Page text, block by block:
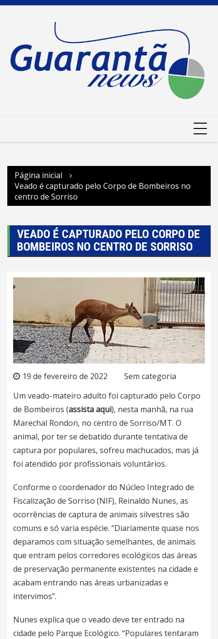
Ir
Página inicial
Veado é capturado pelo Corpo de Bombeiros no
centro de Sorriso
VEADO É CAPTURADO PELO CORPO DE
BOMBEIROS NO CENTRO DE SORRISO
19 de fevereiro de 2022
Sem categoria
Um veado-mateiro adulto foi capturado pelo Corpo
de Bombeiros (assista aqui), nesta manhã, na rua
Marechal Rondon, no centro de Sorriso/MT. O
animal, por ter se debatido durante tentativa de
captura por populares, sofreu machucados, mas já
foi atendido por profissionais voluntários.
Conforme o coordenador do Núcleo Integrado de
Fiscalização de Sorriso (NIF), Reinaldo Nunes, as
ocorrências de captura de animais silvestres são
comuns e só varia espécie. “Diariamente quase nos
deparamos com situação semelhantes, de animais
que entram pelos corredores ecológicos das áreas
de preservação permanente existentes na cidade e
acabam entrando nas áreas urbanizadas e
intervimos”.
Nunes explica que o veado deve ter entrado na
cidade pelo Parque Ecológico. “Populares tentaram